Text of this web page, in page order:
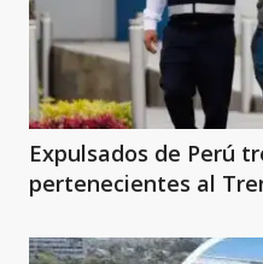
Expulsados de Perú
pertenecientes al